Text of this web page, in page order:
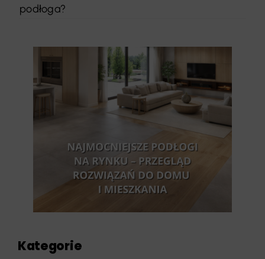
podłoga?
Kategorie